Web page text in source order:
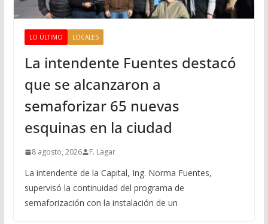
LO ÚLTIMO LOCALES
La intendente Fuentes destacó
que se alcanzaron a
semaforizar 65 nuevas
esquinas en la ciudad
8 agosto, 2026 F. Lagar
La intendente de la Capital, Ing. Norma Fuentes,
supervisó la continuidad del programa de
semaforización con la instalación de un